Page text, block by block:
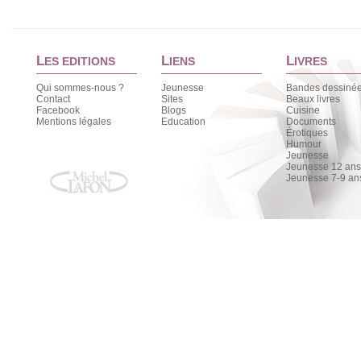
LES EDITIONS
Qui sommes-nous ?
Contact
Facebook
Mentions légales
LIENS
Jeunesse
Sites
Blogs
Education
LIVRES
Bandes
Beaux livres
Cuisine
Documents
Érotiques
Humour
Jeunesse
Jeunesse 12
Jeunesse 7-9